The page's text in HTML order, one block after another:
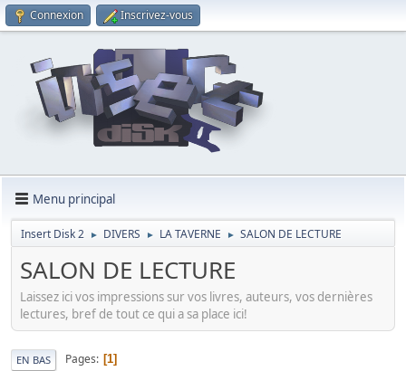
Connexion Inscrivez-vous
Menu principal
Insert Disk 2 ► DIVERS ► LA TAVERNE ► SALON DE LECTURE
SALON DE LECTURE
Laissez ici vos impressions sur vos livres, auteurs, vos dernières
lectures, bref de tout ce qui a sa place ici!
EN BAS Pages 1